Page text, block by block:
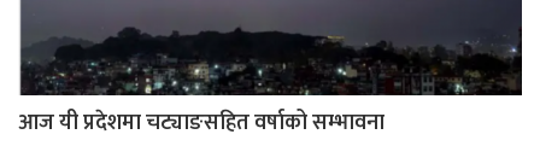
आज यी प्रदेशमा चट्याङसहित वर्षाको सम्भावना